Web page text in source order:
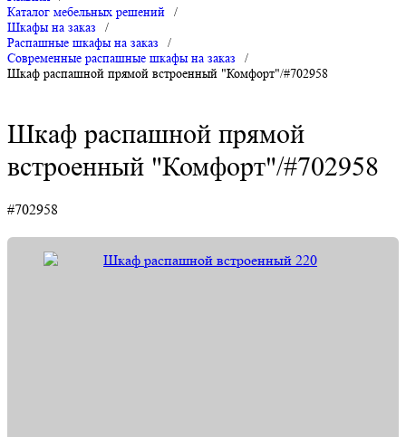
Каталог мебельных решений
/
Шкафы на заказ
/
Распашные шкафы на заказ
/
Современные распашные шкафы на заказ
/
Шкаф распашной прямой встроенный "Комфорт"/#702958
Шкаф распашной прямой
встроенный "Комфорт"/#702958
#702958